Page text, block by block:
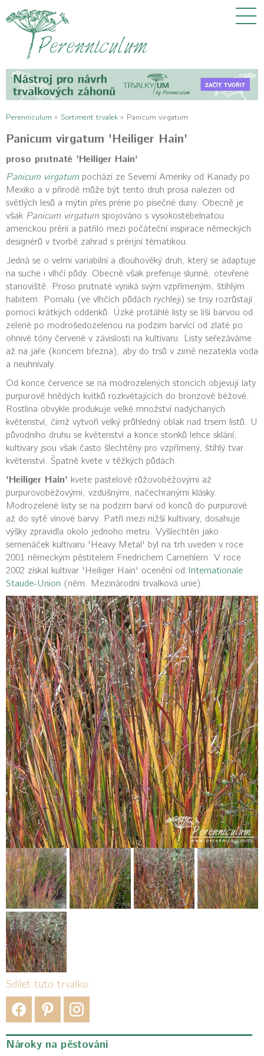
Perenniculum » Sortiment trvalek » Panicum virgatum
Sdílet tuto trvalku:
Panicum virgatum 'Heiliger Hain'
proso prutnaté 'Heiliger Hain'
Panicum virgatum pochází ze Severní Ameriky od Kanady po
Mexiko a v přírodě může být tento druh prosa nalezen od
světlých lesů a mýtin přes prérie po písečné duny. Obecně je
však Panicum virgatum spojováno s vysokostébelnatou
americkou prérií a patřilo mezi počáteční inspirace německých
designérů v tvorbě zahrad s prérijní tématikou.
Jedná se o velmi variabilní a dlouhověký druh, který se adaptuje
na suché i vlhčí půdy. Obecně však preferuje slunné, otevřené
stanoviště. Proso prutnaté vyniká svým vzpřímeným, štíhlým
habitem. Pomalu (ve vlhčích půdách rychleji) se trsy rozrůstají
pomocí krátkých oddenků. Úzké protáhlé listy se liší barvou od
zelené po modrošedozelenou na podzim barvící od zlaté po
ohnivé tóny červené v závislosti na kultivaru. Listy seřezáváme
až na jaře (koncem března), aby do trsů v zimě nezatekla voda
a neuhnívaly.
Od konce července se na modrozelených stoncích objevují laty
purpurově hnědých kvítků rozkvétajících do bronzově béžové.
Rostlina obvykle produkuje velké množství nadýchaných
květenství, čímž vytvoří velký průhledný oblak nad trsem listů. U
původního druhu se květenství a konce stonků lehce sklání,
kultivary jsou však často šlechtěny pro vzpřímený, štíhlý tvar
květenství. Špatně kvete v těžkých půdách.
'Heiliger Hain' kvete pastelově růžovobéžovými až
purpurovobéžovými, vzdušnými, načechranými klásky.
Modrozelené listy se na podzim barví od konců do purpurové
až do sytě vínové barvy. Patří mezi nižší kultivary, dosahuje
výšky zpravidla okolo jednoho metru. Vyšlechtěn jako
semenáček kultivaru 'Heavy Metal' byl na trh uveden v roce
2001 německým pěstitelem Friedrichem Camehlem. V roce
2002 získal kultivar 'Heiliger Hain' ocenění od Internationale
Staude-Union (něm. Mezinárodní trvalková unie).
Nároky na pěstování